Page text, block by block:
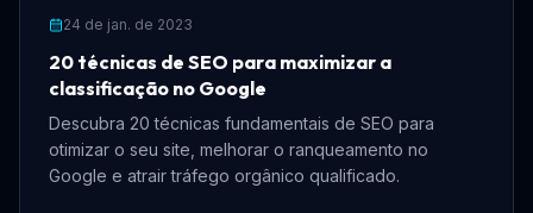
24 de jan. de 2023
20 técnicas de SEO para maximizar a
classificação no Google
Descubra 20 técnicas fundamentais de SEO para
otimizar o seu site, melhorar o ranqueamento no
Google e atrair tráfego orgânico qualificado.